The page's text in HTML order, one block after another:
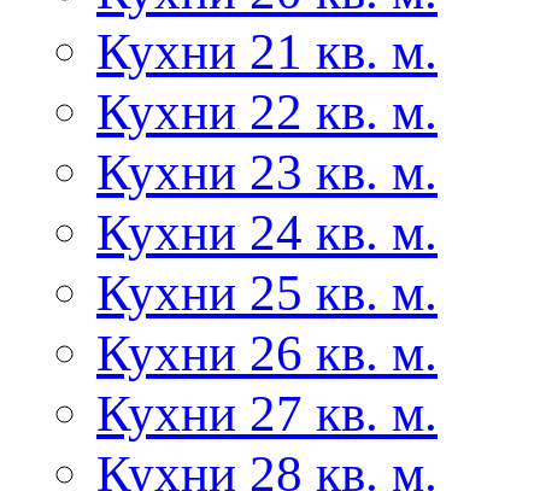
Кухни 21 кв. м.
Кухни 22 кв. м.
Кухни 23 кв. м.
Кухни 24 кв. м.
Кухни 25 кв. м.
Кухни 26 кв. м.
Кухни 27 кв. м.
Кухни 28 кв. м.